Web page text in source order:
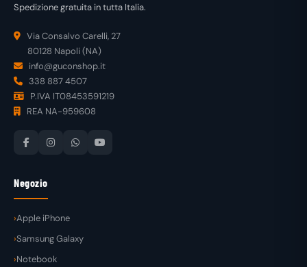
Spedizione gratuita in tutta Italia.
Via Consalvo Carelli, 27
80128 Napoli (NA)
info@guconshop.it
338 887 4507
P.IVA IT08453591219
REA NA-959608
Negozio
Apple iPhone
Samsung Galaxy
Notebook